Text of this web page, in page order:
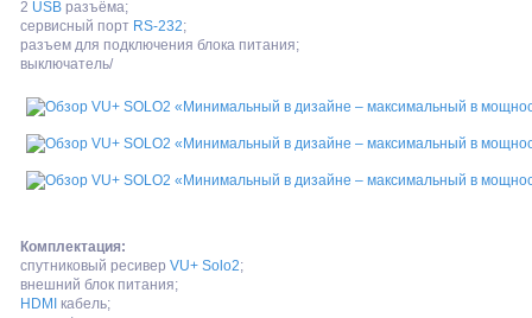
2 USB разъёма;
сервисный порт RS-232;
разъем для подключения блока питания;
выключатель/
Комплектация:
спутниковый ресивер VU+ Solo2;
внешний блок питания;
HDMI кабель;